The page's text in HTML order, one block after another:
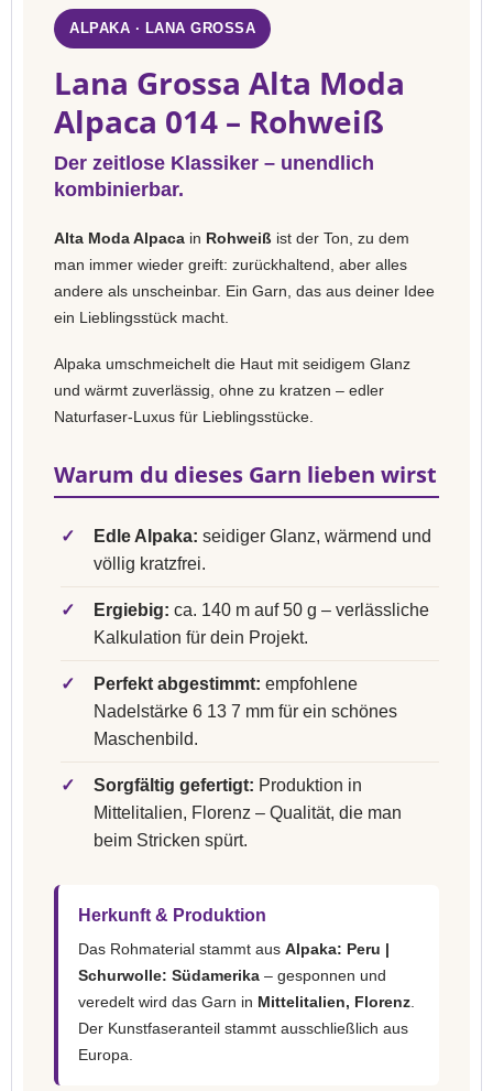
ALPAKA · LANA GROSSA
Lana Grossa Alta Moda
Alpaca 014 – Rohweiß
Der zeitlose Klassiker – unendlich
kombinierbar.
Alta Moda Alpaca in Rohweiß ist der Ton, zu dem
man immer wieder greift: zurückhaltend, aber alles
andere als unscheinbar. Ein Garn, das aus deiner Idee
ein Lieblingsstück macht.
Alpaka umschmeichelt die Haut mit seidigem Glanz
und wärmt zuverlässig, ohne zu kratzen – edler
Naturfaser-Luxus für Lieblingsstücke.
Warum du dieses Garn lieben wirst
✓ Edle Alpaka: seidiger Glanz, wärmend und
völlig kratzfrei.
✓ Ergiebig: ca. 140 m auf 50 g – verlässliche
Kalkulation für dein Projekt.
✓ Perfekt abgestimmt: empfohlene
Nadelstärke 6 13 7 mm für ein schönes
Maschenbild.
✓ Sorgfältig gefertigt: Produktion in
Mittelitalien, Florenz – Qualität, die man
beim Stricken spürt.
Herkunft & Produktion
Das Rohmaterial stammt aus Alpaka: Peru |
Schurwolle: Südamerika – gesponnen und
veredelt wird das Garn in Mittelitalien, Florenz
Der Kunstfaseranteil stammt ausschließlich aus
Europa.